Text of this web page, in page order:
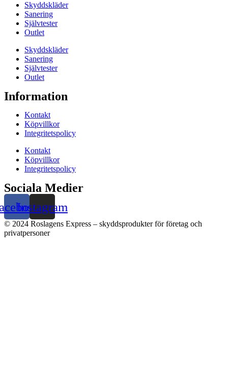
Skyddskläder
Sanering
Självtester
Outlet
Skyddskläder
Sanering
Självtester
Outlet
Information
Kontakt
Köpvillkor
Integritetspolicy
Kontakt
Köpvillkor
Integritetspolicy
Sociala Medier
Instagram
© 2024 Roslagens Express – skyddsprodukter för företag och
privatpersoner